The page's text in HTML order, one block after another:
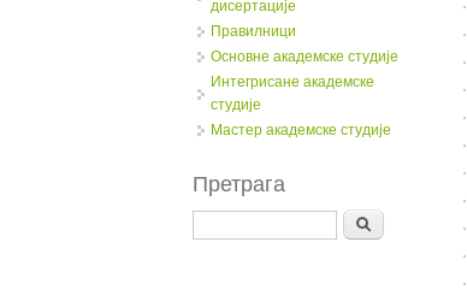
дисертације
Правилници
Oсновне академске студије
Интегрисане академске
студије
Мастер академске студије
Претрага